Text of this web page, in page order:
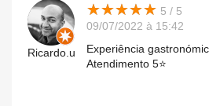
Ricardo.u
★★★★★
★★★★★ 5 / 5
09/07/2022 à 15:42
Experiência
Atendimento 5⭐